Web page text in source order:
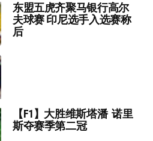
东盟五虎齐聚马银行高尔
夫球赛 印尼选手入选赛称
后
【F1】大胜维斯塔潘 诺里
斯夺赛季第二冠